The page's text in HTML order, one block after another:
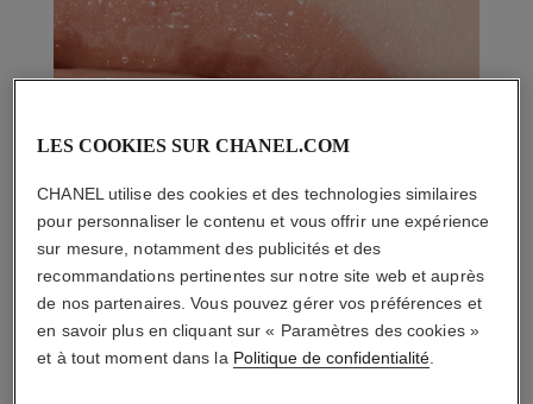
LES COOKIES SUR CHANEL.COM
CHANEL utilise des cookies et des technologies similaires
pour personnaliser le contenu et vous offrir une expérience
sur mesure, notamment des publicités et des
recommandations pertinentes sur notre site web et auprès
de nos partenaires. Vous pouvez gérer vos préférences et
en savoir plus en cliquant sur « Paramètres des cookies »
et à tout moment dans la Politique de confidentialité.